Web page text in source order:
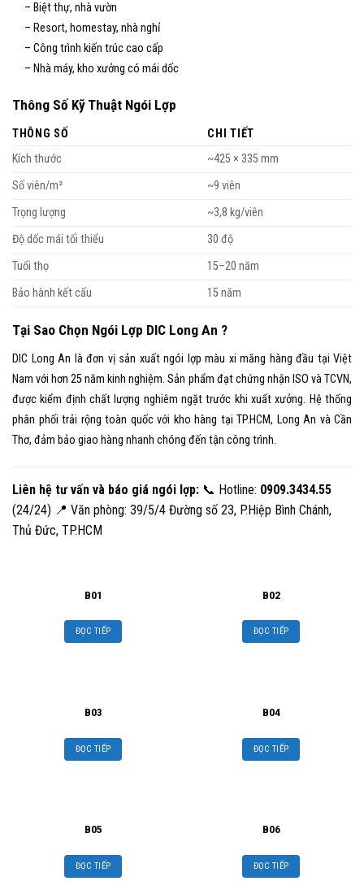
– Biệt thự, nhà vườn
– Resort, homestay, nhà nghỉ
– Công trình kiến trúc cao cấp
– Nhà máy, kho xưởng có mái dốc
Thông Số Kỹ Thuật Ngói Lợp
THÔNG SỐ
CHI TIẾT
Kích thước
~425 × 335 mm
Số viên/m²
~9 viên
Trọng lượng
~3,8 kg/viên
Độ dốc mái tối thiểu
30 độ
Tuổi thọ
15–20 năm
Bảo hành kết cấu
15 năm
Tại Sao Chọn Ngói Lợp DIC Long An ?
DIC Long An là đơn vị sản xuất ngói lợp màu xi măng hàng đầu tại Việt
Nam với hơn 25 năm kinh nghiệm. Sản phẩm đạt chứng nhận ISO và TCVN,
được kiểm định chất lượng nghiêm ngặt trước khi xuất xưởng. Hệ thống
phân phối trải rộng toàn quốc với kho hàng tại TP.HCM, Long An và Cần
Thơ, đảm bảo giao hàng nhanh chóng đến tận công trình.
Liên hệ tư vấn và báo giá ngói lợp: 📞 Hotline: 0909.3434.55
(24/24) 📍 Văn phòng: 39/5/4 Đường số 23, P.Hiệp Bình Chánh,
Thủ Đức, TP.HCM
B01
ĐỌC TIẾP
B02
ĐỌC TIẾP
B03
ĐỌC TIẾP
B04
ĐỌC TIẾP
B05
ĐỌC TIẾP
B06
ĐỌC TIẾP